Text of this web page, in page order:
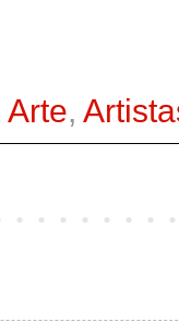
Arte,